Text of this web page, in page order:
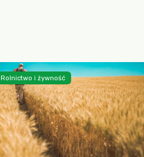
Rolnictwo i żywność